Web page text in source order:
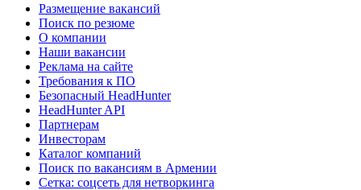
Размещение вакансий
Поиск по резюме
О компании
Наши вакансии
Реклама на сайте
Требования к ПО
Безопасный HeadHunter
HeadHunter API
Партнерам
Инвесторам
Каталог компаний
Поиск по вакансиям в Армении
Сетка: соцсеть для нетворкинга